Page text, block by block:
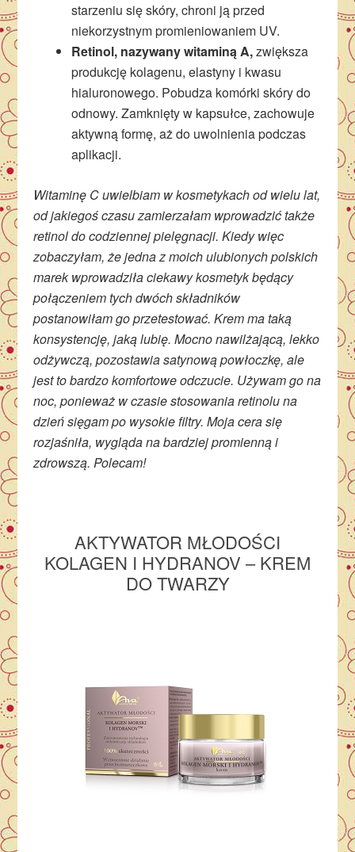
starzeniu się skóry, chroni ją przed
niekorzystnym promieniowaniem UV.
Retinol, nazywany witaminą A,zwiększa
produkcję kolagenu, elastyny i kwasu
hialuronowego. Pobudza komórki skóry do
odnowy. Zamknięty w kapsułce, zachowuje
aktywną formę, aż do uwolnienia podczas
aplikacji.
Witaminę C uwielbiam w kosmetykach od wielu lat,
od jakiegoś czasu zamierzałam wprowadzić także
retinol do codziennej pielęgnacji. Kiedy więc
zobaczyłam, że jedna z moich ulubionych polskich
marek wprowadziła ciekawy kosmetyk będący
połączeniem tych dwóch składników
postanowiłam go przetestować. Krem ma taką
konsystencję, jaką lubię. Mocno nawilżającą, lekko
odżywczą, pozostawia satynową powłoczkę, ale
jest to bardzo komfortowe odczucie. Używam go na
noc, ponieważ w czasie stosowania retinolu na
dzień sięgam po wysokie filtry. Moja cera się
rozjaśniła, wygląda na bardziej promienną i
zdrowszą. Polecam!
AKTYWATOR MŁODOŚCI
KOLAGEN I HYDRANOV – KREM
DO TWARZY